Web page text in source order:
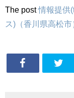
The post情報提供
ス)（香川県高松市